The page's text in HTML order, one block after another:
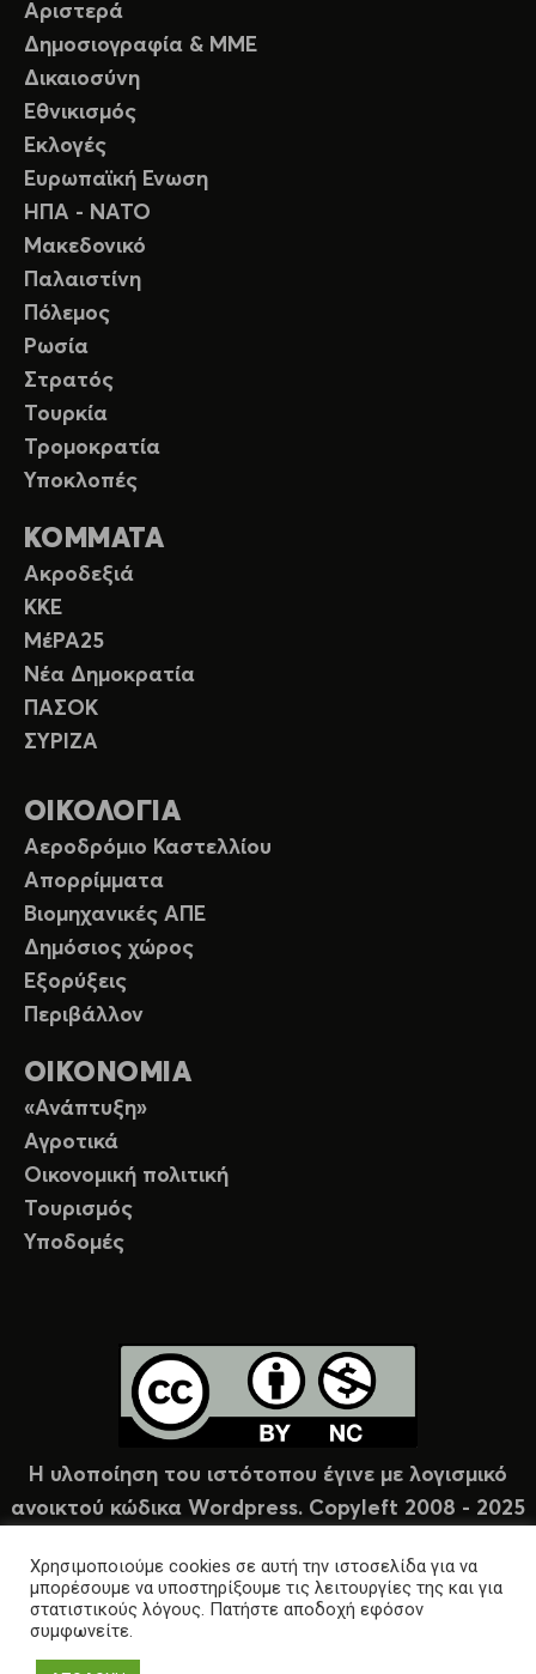
Αριστερά
Δημοσιογραφία & ΜΜΕ
Δικαιοσύνη
Εθνικισμός
Εκλογές
Ευρωπαϊκή Ενωση
ΗΠΑ - ΝΑΤΟ
Μακεδονικό
Παλαιστίνη
Πόλεμος
Ρωσία
Στρατός
Τουρκία
Τρομοκρατία
Υποκλοπές
ΚΟΜΜΑΤΑ
Ακροδεξιά
ΚΚΕ
ΜέΡΑ25
Νέα Δημοκρατία
ΠΑΣΟΚ
ΣΥΡΙΖΑ
ΟΙΚΟΛΟΓΙΑ
Αεροδρόμιο Καστελλίου
Απορρίμματα
Βιομηχανικές ΑΠΕ
Δημόσιος χώρος
Εξορύξεις
Περιβάλλον
ΟΙΚΟΝΟΜΙΑ
«Ανάπτυξη»
Αγροτικά
Οικονομική πολιτική
Τουρισμός
Υποδομές
Η υλοποίηση του ιστότοπου έγινε με λογισμικό
ανοικτού κώδικα Wordpress. Copyleft 2008 - 2025
Χρησιμοποιούμε cookies σε αυτή την ιστοσελίδα για να
μπορέσουμε να υποστηρίξουμε τις λειτουργίες της και για
στατιστικούς λόγους. Πατήστε αποδοχή εφόσον
συμφωνείτε.